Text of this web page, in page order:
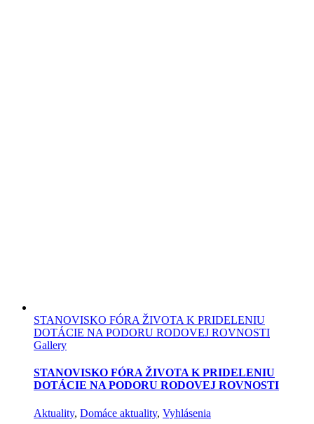
STANOVISKO FÓRA ŽIVOTA K PRIDELENIU
DOTÁCIE NA PODORU RODOVEJ ROVNOSTI
Gallery
STANOVISKO FÓRA ŽIVOTA K PRIDELENIU
DOTÁCIE NA PODORU RODOVEJ ROVNOSTI
Aktuality, Domáce aktuality, Vyhlásenia